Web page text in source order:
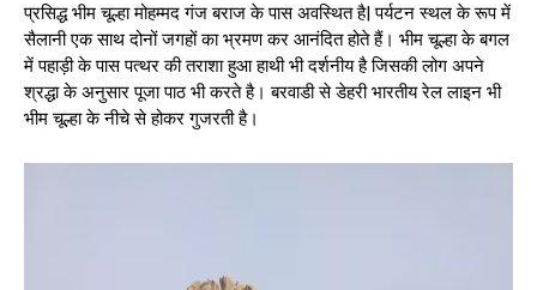
प्रसिद्ध भीम चूल्हा मोहम्मद गंज बराज के पास अवस्थित है| पर्यटन स्थल के रूप में
सैलानी एक साथ दोनों जगहों का भ्रमण कर आनंदित होते हैं। भीम चूल्हा के बगल
में पहाड़ी के पास पत्थर की तराशा हुआ हाथी भी दर्शनीय है जिसकी लोग अपने
श्रद्धा के अनुसार पूजा पाठ भी करते है। बरवाडी से डेहरी भारतीय रेल लाइन भी
भीम चूल्हा के नीचे से होकर गुजरती है।